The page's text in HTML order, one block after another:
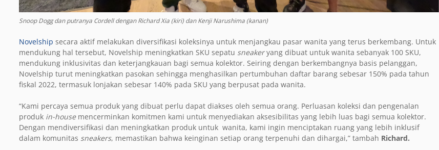
Snoop Dogg dan putranya Cordell dengan Richard Xia (kiri) dan Kenji Narushima (kanan)
Novelship secara aktif melakukan diversifikasi koleksinya untuk menjangkau pasar wanita yang terus berkembang. Untuk
mendukung hal tersebut, Novelship meningkatkan SKU sepatu sneakeryang dibuat untuk wanita sebanyak 100 SKU,
mendukung inklusivitas dan keterjangkauan bagi semua kolektor. Seiring dengan berkembangnya basis pelanggan,
Novelship turut meningkatkan pasokan sehingga menghasilkan pertumbuhan daftar barang sebesar 150% pada tahun
fiskal 2022, termasuk lonjakan sebesar 140% pada SKU yang berpusat pada wanita.
“Kami percaya semua produk yang dibuat perlu dapat diakses oleh semua orang. Perluasan koleksi dan pengenalan
produk in-housemencerminkan komitmen kami untuk menyediakan aksesibilitas yang lebih luas bagi semua kolektor.
Dengan mendiversifikasi dan meningkatkan produk untuk wanita, kami ingin menciptakan ruang yang lebih inklusif
dalam komunitas sneakers, memastikan bahwa keinginan setiap orang terpenuhi dan dihargai,” tambah Richard.